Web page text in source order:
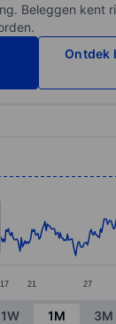
Beleggen kent
Ontdek
264 data points.
X axis
1 Y axis
17 21 27
chart.
1W 1M 3M